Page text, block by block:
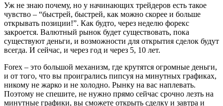
Уж не знаю почему, но у начинающих трейдеров есть такое
чувство – “быстрей, быстрей, как можно скорее и больше
открывать позиции!”. Как будто, через неделю форекс
закроется. Валютный рынок будет существовать, пока
существуют деньги, и возможности для открытия сделок будут
всегда. И сейчас, и через год и через 5, 10 лет.
Forex – это большой механизм, где крутятся огромные деньги,
и от того, что вы проигрались пипсуя на минутных графиках,
никому не жарко и не холодно. Рынку на вас наплевать.
Поэтому не спешите, не нужно прямо сейчас срочно лезть на
минутные графики, вы сможете открыть сделку и завтра и